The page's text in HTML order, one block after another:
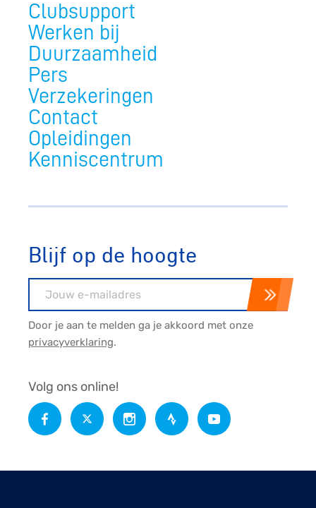
Clubsupport
Werken bij
Duurzaamheid
Pers
Verzekeringen
Contact
Opleidingen
Kenniscentrum
Blijf op de hoogte
Door je aan te melden ga je akkoord met onze
privacyverklaring.
Volg ons online!